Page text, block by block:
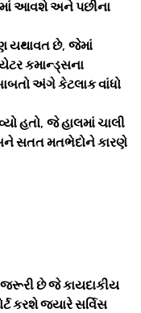
આવશે અને પછીના
યથાવત છે, જેમાં
કમાન્ડ્સના
અંગે કેટલાક વાંધો
હતો, જે હાલમાં ચાલી
સતત મતભેદોને કારણે
જરૂરી છે જે કાયદાકીય
કરશે જ્યારે સર્વિસ